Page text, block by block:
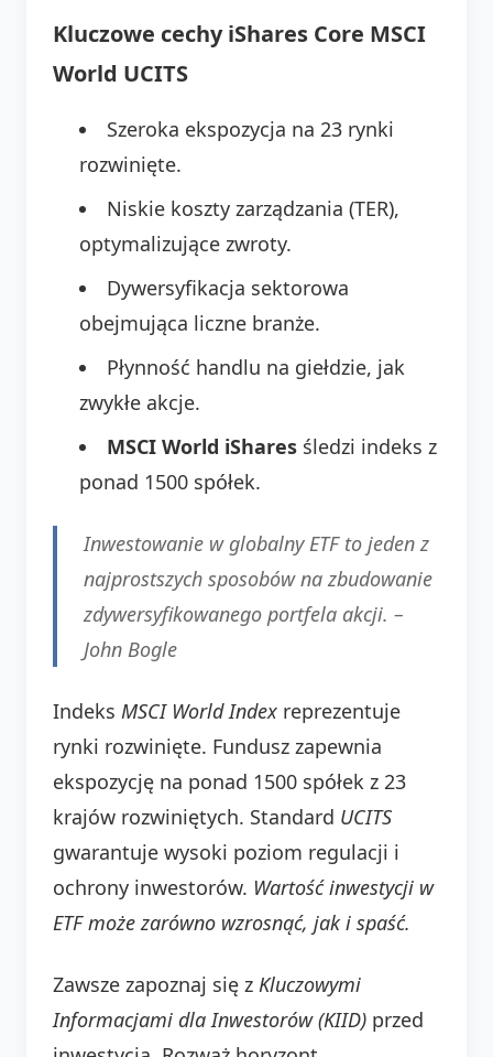
Kluczowe cechy iShares Core MSCI
World UCITS
Szeroka ekspozycja na 23 rynki
rozwinięte.
Niskie koszty zarządzania (TER),
optymalizujące zwroty.
Dywersyfikacja sektorowa
obejmująca liczne branże.
Płynność handlu na giełdzie, jak
zwykłe akcje.
MSCI World iShares śledzi indeks z
ponad 1500 spółek.
Inwestowanie w globalny ETF to jeden z
najprostszych sposobów na zbudowanie
zdywersyfikowanego portfela akcji. –
John Bogle
Indeks MSCI World Index reprezentuje
rynki rozwinięte. Fundusz zapewnia
ekspozycję na ponad 1500 spółek z 23
krajów rozwiniętych. Standard UCITS
gwarantuje wysoki poziom regulacji i
ochrony inwestorów. Wartość inwestycji w
ETF może zarówno wzrosnąć, jak i spaść.
Zawsze zapoznaj się z Kluczowymi
Informacjami dla Inwestorów (KIID) przed